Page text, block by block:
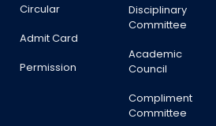
Circular
Admit Card
Permission
Disciplinary
Committee
Academic
Council
Compliment
Committee